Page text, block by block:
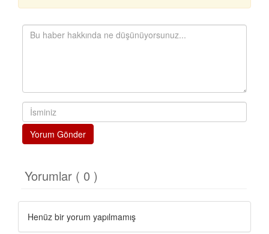
Yorum Gönder
Yorumlar ( 0 )
Henüz bir yorum yapılmamış